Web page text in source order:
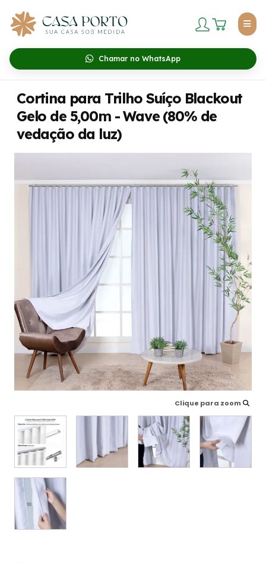
Chamar no WhatsApp
Cortina para Trilho Suíço Blackout
Gelo de 5,00m - Wave (80% de
vedação da luz)
Clique para zoom